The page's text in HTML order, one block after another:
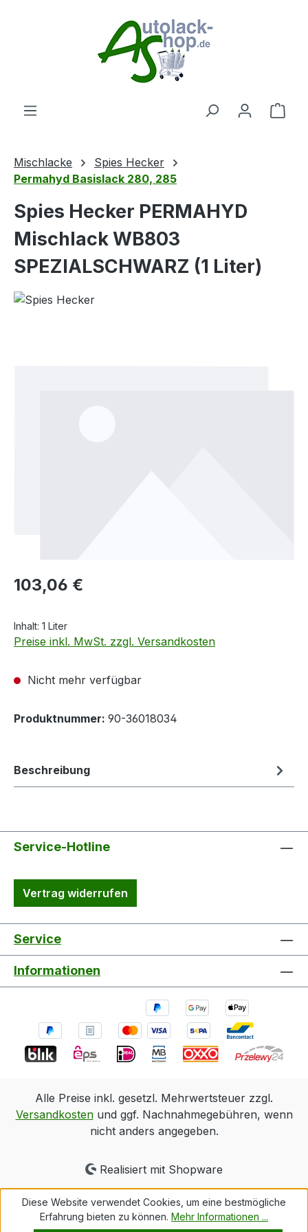
Mischlacke
Spies Hecker
Permahyd Basislack 280, 285
Spies Hecker PERMAHYD
Mischlack WB803
SPEZIALSCHWARZ (1 Liter)
Regulärer Preis:
103,06 €
Inhalt: 1 Liter
Preise inkl. MwSt. zzgl. Versandkosten
Nicht mehr verfügbar
Produktnummer: 90-36018034
Beschreibung
Service-Hotline
Vertrag widerrufen
Service
Informationen
Alle Preise inkl. gesetzl. Mehrwertsteuer zzgl.
Versandkostenund ggf. Nachnahmegebühren, wenn
nicht anders angegeben.
Realisiert mit Shopware
Diese Website verwendet Cookies, um eine bestmögliche
Erfahrung bieten zu können. Mehr Informationen ...